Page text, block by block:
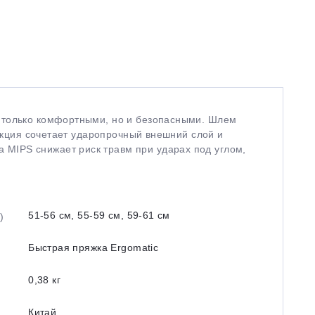
только комфортными, но и безопасными. Шлем
сочетает ударопрочный внешний слой и
снижает риск травм при ударах под углом,
51-56 см, 55-59 см, 59-61 см
Быстрая пряжка Ergomatic
0,38 кг
Китай